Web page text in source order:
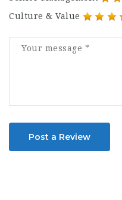
Culture & Value
Post a Review